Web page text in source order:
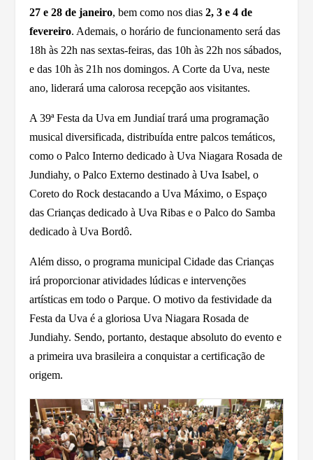
27 e 28 de janeiro, bem como nos dias2, 3 e 4 de
fevereiro. Ademais, o horário de funcionamento será das
18h às 22h nas sextas-feiras, das 10h às 22h nos sábados,
e das 10h às 21h nos domingos. A Corte da Uva, neste
ano, liderará uma calorosa recepção aos visitantes.
A 39ª Festa da Uva em Jundiaí trará uma programação
musical diversificada, distribuída entre palcos temáticos,
como o Palco Interno dedicado à Uva Niagara Rosada de
Jundiahy, o Palco Externo destinado à Uva Isabel, o
Coreto do Rock destacando a Uva Máximo, o Espaço
das Crianças dedicado à Uva Ribas e o Palco do Samba
dedicado à Uva Bordô.
Além disso, o programa municipal Cidade das Crianças
irá proporcionar atividades lúdicas e intervenções
artísticas em todo o Parque. O motivo da festividade da
Festa da Uva é a gloriosa Uva Niagara Rosada de
Jundiahy. Sendo, portanto, destaque absoluto do evento e
a primeira uva brasileira a conquistar a certificação de
origem.